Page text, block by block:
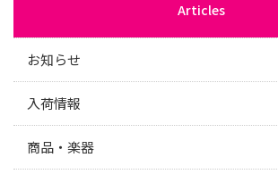
Articles
お知らせ
入荷情報
商品・楽器